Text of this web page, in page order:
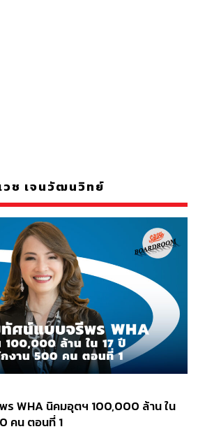
วช เจนวัฒนวิทย์
WHA นิคมอุตฯ 100,000 ล้าน ใน
คน ตอนที่ 1